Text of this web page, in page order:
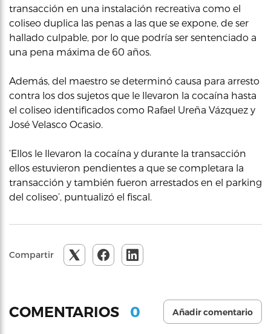
transacción en una instalación recreativa como el
coliseo duplica las penas a las que se expone, de ser
hallado culpable, por lo que podría ser sentenciado a
una pena máxima de 60 años.
Además, del maestro se determinó causa para arresto
contra los dos sujetos que le llevaron la cocaína hasta
el coliseo identificados como Rafael Ureña Vázquez y
José Velasco Ocasio.
‘Ellos le llevaron la cocaína y durante la transacción
ellos estuvieron pendientes a que se completara la
transacción y también fueron arrestados en el parking
del coliseo’, puntualizó el fiscal.
Compartir
COMENTARIOS 0 Añadir comentario